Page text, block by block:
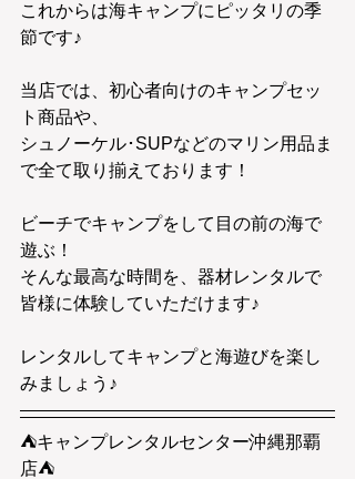
これからは海キャンプにピッタリの季
節です♪
当店では、初心者向けのキャンプセッ
ト商品や、
シュノーケル･SUPなどのマリン用品ま
で全て取り揃えております！
ビーチでキャンプをして目の前の海で
遊ぶ！
そんな最高な時間を、器材レンタルで
皆様に体験していただけます♪
レンタルしてキャンプと海遊びを楽し
みましょう♪
⛺キャンプレンタルセンター沖縄那覇
店⛺